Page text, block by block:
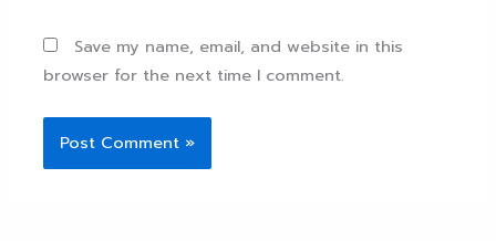
Save my name, email, and website in this
browser for the next time I comment.